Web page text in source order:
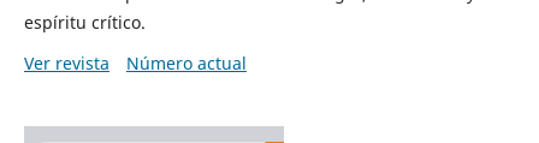
espíritu crítico.
Ver revista
Número actual